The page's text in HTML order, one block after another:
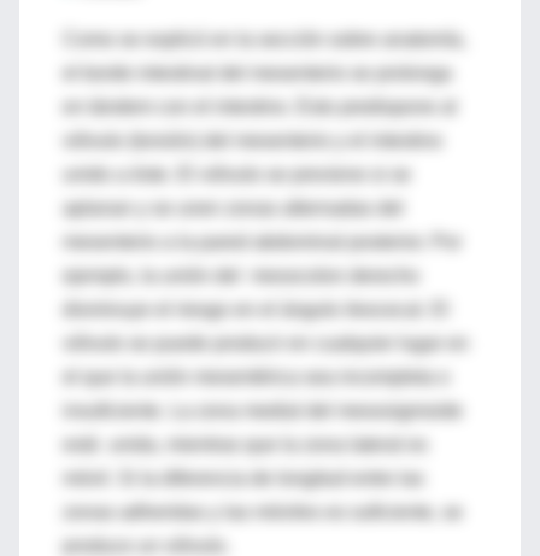
el borde intestinal del mesenterio se prolonga
aplanan y se unen zonas alternadas del
disminuye el riesgo en el ángulo ileocecal. El
vólvulo se puede producir en cualquier lugar en
insuficiente. La zona medial del mesosigmoide
móvil. Si la diferencia de longitud entre las